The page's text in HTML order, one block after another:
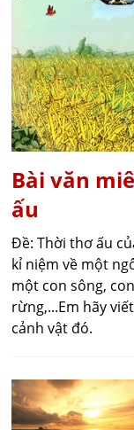
Bài văn
ấu
Đề: Thời thơ ấu
kỉ niệm về một
một con sông,
rừng,...Em hãy
cảnh vật đó.